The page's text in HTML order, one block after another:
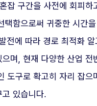
잡 구간을 사전에 회피하
택함으로써 귀중한 시간
전에 따라 경로 최적화
으며, 현재 다양한 산업 전
도구로 확고히 자리 잡으
있습니다.